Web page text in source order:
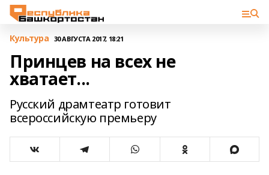
Культура 30 АВГУСТА 2017, 18:21
Принцев на всех не
хватает...
Русский драмтеатр готовит
всероссийскую премьеру